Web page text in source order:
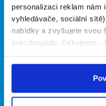
personalizaci reklam nám
vyhledávače, sociální
nabídky a zvyšujete svou
práci/brigádu. Děkujeme :-)
Články
Hledané brigády
O portálu
O nás